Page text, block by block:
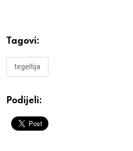
Tagovi:
tegeltija
Podijeli: